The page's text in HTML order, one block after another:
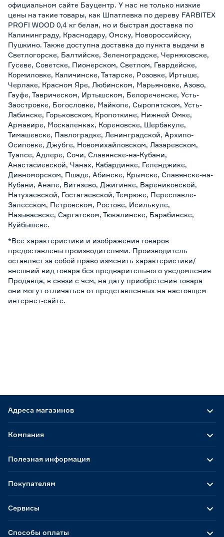
официальном сайте Бауцентр. У нас не только низкие
цены на такие товары, как Шпатлевка по дереву FARBITEX
PROFI WOOD 0,4 кг белая, но и быстрая доставка по
Калининграду, Краснодару, Омску, Новороссийску,
Пушкино. Также доступна доставка до пункта выдачи в
Светлогорске, Балтийске, Зеленоградске, Черняховске,
Гусеве, Советске, Пионерском, Светлом, Гвардейске,
Кормиловке, Каличинске, Татарске, Розовке, Иртыше,
Черлаке, Красном Яре, Любинском, Марьяновке, Азово,
Гауфе, Таврическом, Иртышском, Белореченске, Усть-
Заостровке, Богословке, Майкопе, Сыропятском, Усть-
Лабинске, Горьковском, Кропоткине, Нижней Омке,
Армавире, Москаленках, Кореновске, Шербакуле,
Тимашевске, Павлоградке, Ленинградской, Архипо-
Осиповке, Джубге, Новомихайловском, Лазаревском,
Туапсе, Адлере, Сочи, Славянске-на-Кубани,
Анастасиевской, Чанах, Кабардинке, Геленджике,
Дивноморском, Пшаде, Абинске, Крымске, Славянске-на-
Кубани, Анапе, Витязево, Джигинке, Варениковской,
Натухаевской, Гостагаевской, Темрюке, Переславле-
Залесском, Петровском, Ростове, Исилькуле,
Называевске, Саргатском, Тюкалинске, Барабинске,
Куйбышеве.
*Все характеристики и изображения товаров
предоставлены производителями. Производитель
оставляет за собой право изменить характеристики/
внешний вид товара без предварительного уведомления
Продавца, в связи с чем, на дату приобретения товара
они могут отличаться от представленных на настоящем
интернет-сайте.
Адреса магазинов
Способы оплаты
Компания
Полезная информация
Покупателям
Сервисы